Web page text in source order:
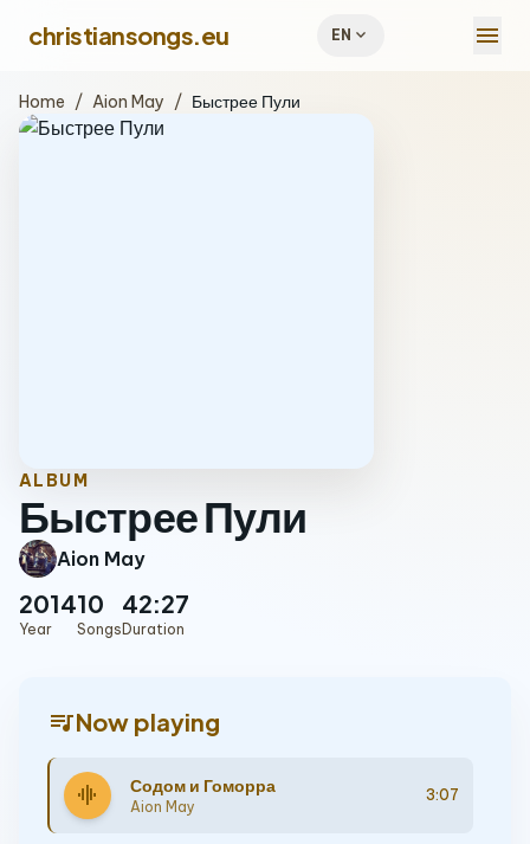
christiansongs.eu EN expand_more menu
Home / Aion May / Быстрее Пули
ALBUM
Быстрее Пули
Aion May
2014
Year
10
Songs
42:27
Duration
queue_musicNow playing
graphic_eq Содом и Гоморра
Aion May
3:07